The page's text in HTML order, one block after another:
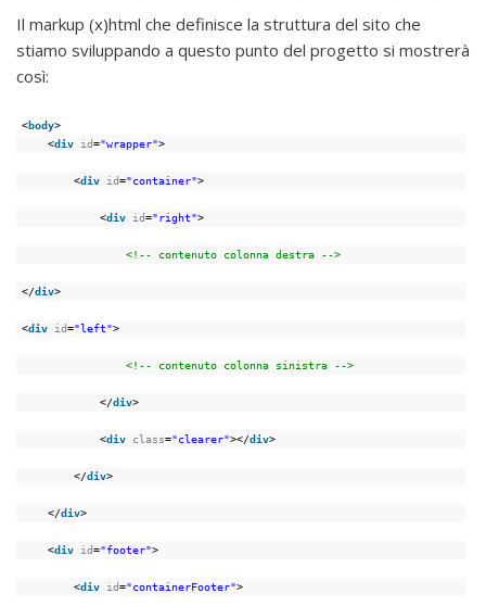
Il markup (x)html che definisce la struttura del sito che
stiamo sviluppando a questo punto del progetto si mostrerà
così:
<body>
<div id="wrapper">
<div id="container">
<div id="right">
<!-- contenuto colonna destra -->
</div>
<div id="left">
<!-- contenuto colonna sinistra -->
</div>
<div class="clearer"></div>
</div>
</div>
<div id="footer">
<div id="containerFooter">